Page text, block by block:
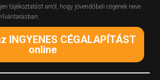
tájékoztatást arról, hogy jövendőbeli cégének neve
INGYENES CÉGALAPÍTÁST
online